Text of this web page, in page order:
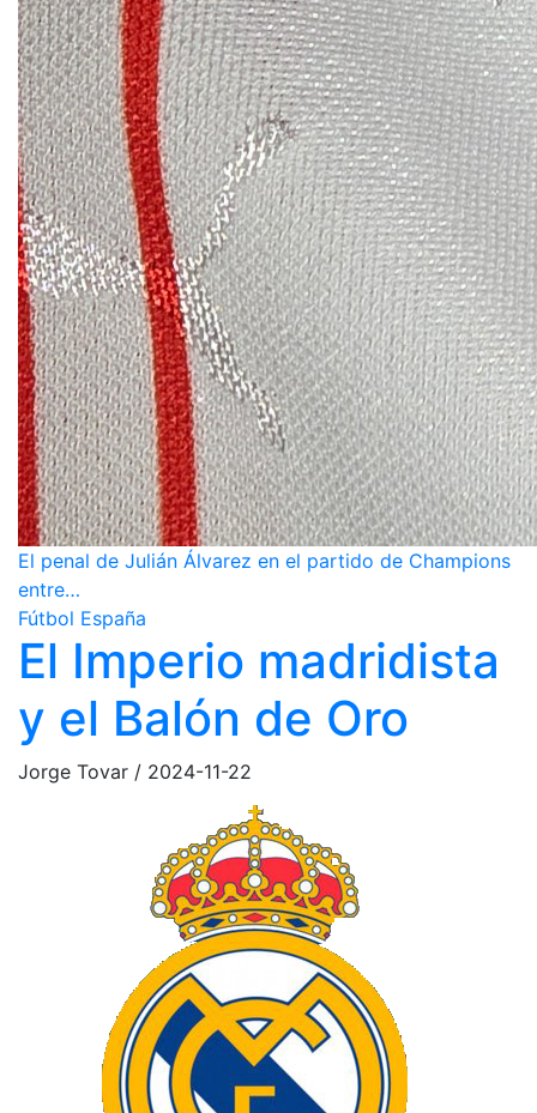
El penal de Julián Álvarez en el partido de Champions
entre…
Fútbol España
El Imperio madridista
y el Balón de Oro
Jorge Tovar / 2024-11-22